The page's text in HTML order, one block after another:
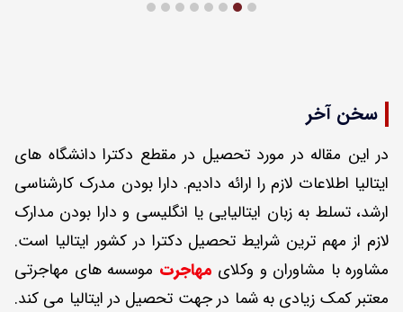
سخن آخر
در این مقاله در مورد تحصیل در مقطع دکترا دانشگاه های
ایتالیا اطلاعات لازم را ارائه دادیم. دارا بودن مدرک کارشناسی
ارشد، تسلط به زبان ایتالیایی یا انگلیسی و دارا بودن مدارک
لازم از مهم ترین شرایط تحصیل دکترا در کشور ایتالیا است.
مشاوره با مشاوران و وکلای مهاجرت موسسه های مهاجرتی
معتبر کمک زیادی به شما در جهت تحصیل در ایتالیا می کند.